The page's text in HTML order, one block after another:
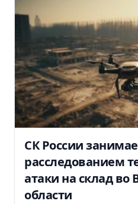
СК России
расследованием
атаки на склад
области